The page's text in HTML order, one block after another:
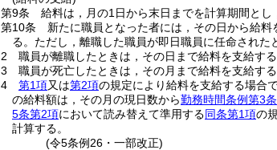
第9条
給料は，月の1日から末日までを計算期間とし
第10条
新たに職員となった者には，その日から給
る。 ただし，離職した職員が即日職員に任命された
2
職員が離職したときは，その日まで給料を支給する
3
職員が死亡したときは，その月まで給料を支給する
4
第1項又は第2項の規定により給料を支給する場合
の給料額は，その月の現日数から勤務時間条例第3
5条第2項において読み替えて準用する同条第1項の
計算する。
(令5条例26・一部改正)